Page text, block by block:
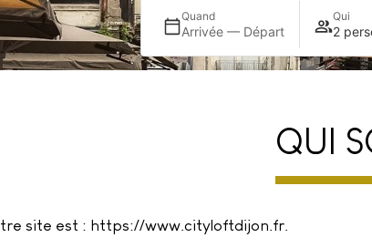
Quand
Arrivée — Départ
Qui
2
QUI
site est : https://www.cityloftdijon.fr.